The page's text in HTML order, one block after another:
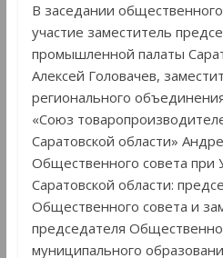
В заседании
участие заместитель
промышленной палаты
Алексей Головачев,
регионального
«Союз
Саратовской области»
Общественного совета при
Саратовской области:
Общественного совета и
председателя
муниципального